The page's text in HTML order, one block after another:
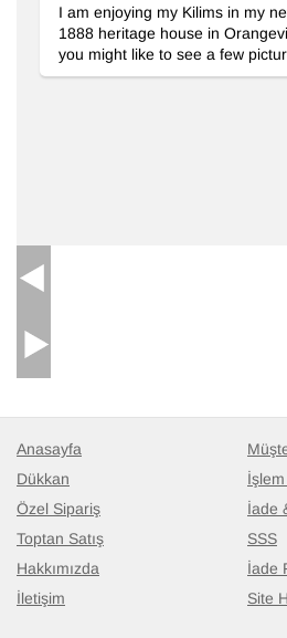
I am enjoying my Kilims in my
1888 heritage house in
you might like to see a few
Anasayfa
Dükkan
Özel Sipariş
Toptan Satış
Hakkımızda
İletişim
İade
SSS
İade
Site